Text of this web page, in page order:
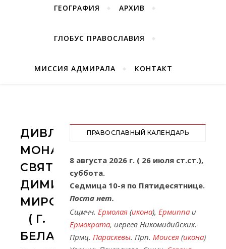
ГЕОГРАФИЯ АРХИВ
ГЛОБУС ПРАВОСЛАВИЯ
МИССИЯ АДМИРАЛА КОНТАКТ
ДИВЛЯНСКИЙ
МОНАСТЫРЬ
СВЯТОГО
ДИМИТРИЯ
МИРОТОЧИВОГО
( Г.
БЕЛА
ПРАВОСЛАВНЫЙ КАЛЕНДАРЬ
8 августа 2026 г. ( 26 июля ст.ст.),
суббота.
Седмица 10-я по Пятидесятнице.
Поста нет.
Сщмчч. Ермолая (икона), Ермиппа и
Ермократа, иереев Никомидийских.
Прмц. Параскевы. Прп. Моисея (икона)